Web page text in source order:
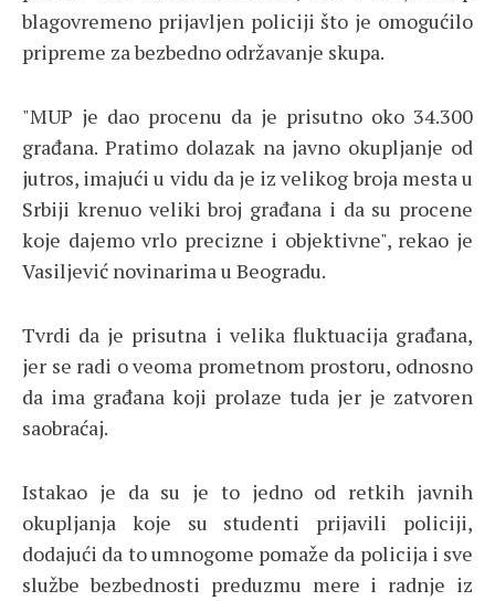
blagovremeno prijavljen policiji što je omogućilo
pripreme za bezbedno održavanje skupa.
"MUP je dao procenu da je prisutno oko 34.300
građana. Pratimo dolazak na javno okupljanje od
jutros, imajući u vidu da je iz velikog broja mesta u
Srbiji krenuo veliki broj građana i da su procene
koje dajemo vrlo precizne i objektivne", rekao je
Vasiljević novinarima u Beogradu.
Tvrdi da je prisutna i velika fluktuacija građana,
jer se radi o veoma prometnom prostoru, odnosno
da ima građana koji prolaze tuda jer je zatvoren
saobraćaj.
Istakao je da su je to jedno od retkih javnih
okupljanja koje su studenti prijavili policiji,
dodajući da to umnogome pomaže da policija i sve
službe bezbednosti preduzmu mere i radnje iz